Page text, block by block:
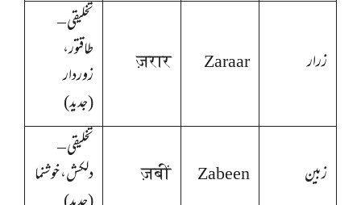
زرار Zaraar
ज़रार
تخلیقی –
طاقتور،
زوردار
(جدید)
زبین Zabeen
ज़बीं
تخلیقی –
دلکش، خوشنما